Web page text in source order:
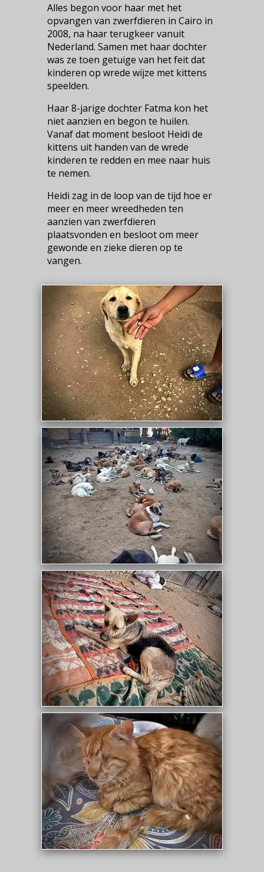
Alles begon voor haar met het
opvangen van zwerfdieren in Cairo in
2008, na haar terugkeer vanuit
Nederland. Samen met haar dochter
was ze toen getuige van het feit dat
kinderen op wrede wijze met kittens
speelden.
Haar 8-jarige dochter Fatma kon het
niet aanzien en begon te huilen.
Vanaf dat moment besloot Heidi de
kittens uit handen van de wrede
kinderen te redden en mee naar huis
te nemen.
Heidi zag in de loop van de tijd hoe er
meer en meer wreedheden ten
aanzien van zwerfdieren
plaatsvonden en besloot om meer
gewonde en zieke dieren op te
vangen.